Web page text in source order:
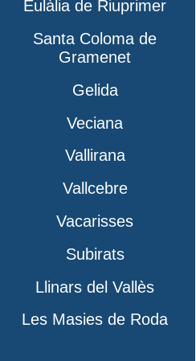
Eulàlia de Riuprimer
Santa Coloma de
Gramenet
Gelida
Veciana
Vallirana
Vallcebre
Vacarisses
Subirats
Llinars del Vallès
Les Masies de Roda